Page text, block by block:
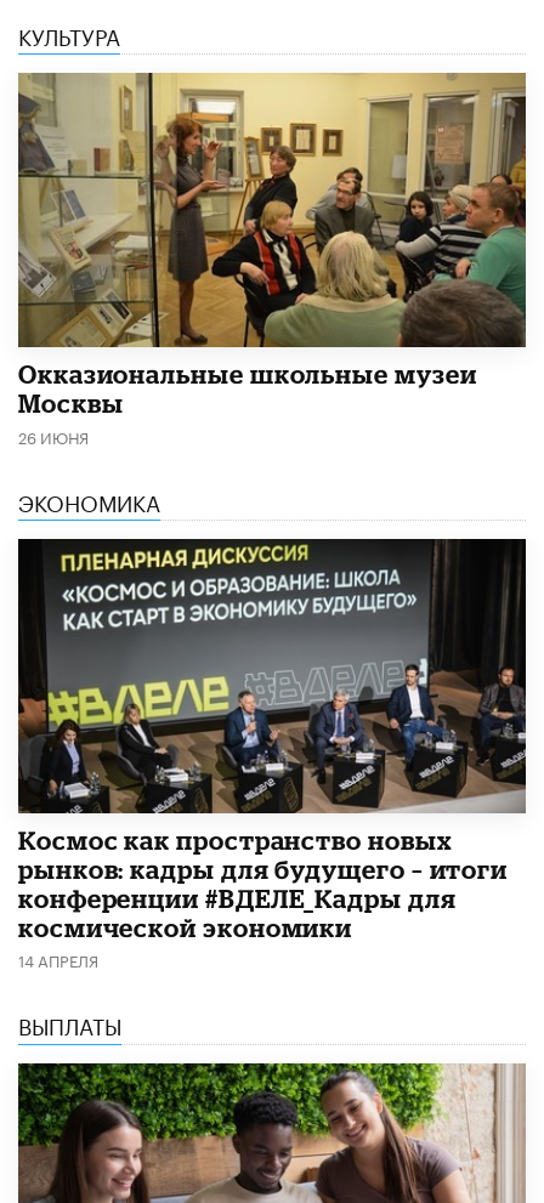
КУЛЬТУРА
​Окказиональные школьные музеи
Москвы
26 ИЮНЯ
ЭКОНОМИКА
Космос как пространство новых
рынков: кадры для будущего – итоги
конференции #ВДЕЛЕ_Кадры для
космической экономики
14 АПРЕЛЯ
ВЫПЛАТЫ